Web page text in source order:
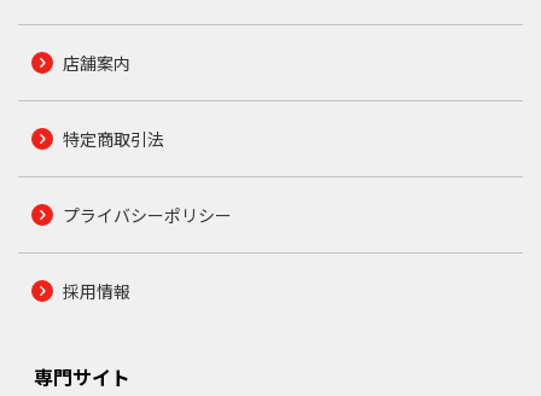
店舗案内
特定商取引法
プライバシーポリシー
採用情報
専門サイト